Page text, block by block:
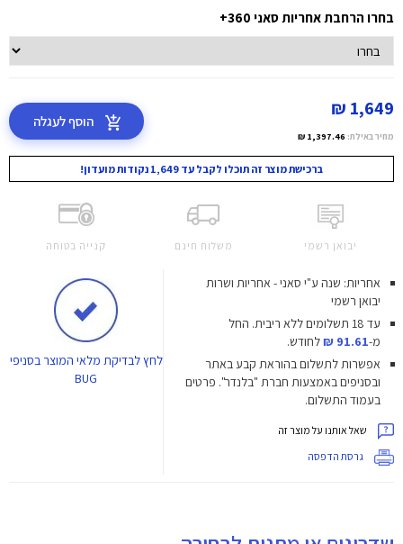
בחרו הרחבת אחריות סאני 360+
1,649 ₪
מחיר באילת: 1,397.46 ₪
הוסף לעגלה
ברכישת מוצר זה תוכלו לקבל עד 1,649 נקודות מועדון!
יבואן רשמי משלוח חינם קנייה בטוחה
אחריות: שנה ע"י סאני - אחריות ושרות
יבואן רשמי
עד 18 תשלומים ללא ריבית.
החל
מ-91.61 ₪
לחודש.
אפשרות לתשלום בהוראת קבע באתר
ובסניפים באמצעות חברת "בלנדר". פרטים
בעמוד התשלום.
שאל אותנו על מוצר זה
גרסת הדפסה
לחץלבדיקת מלאי המוצר בסניפי
BUG